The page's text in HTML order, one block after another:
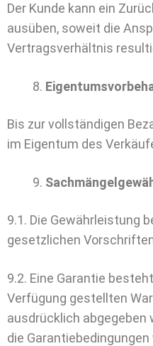
Der Kunde kann ein
ausüben, soweit die
Vertragsverhältnis
Bis zur vollständigen
im Eigentum des
9.1. Die Gewährleistung
gesetzlichen
9.2. Eine Garantie
Verfügung gestellten
ausdrücklich abgegeben
die